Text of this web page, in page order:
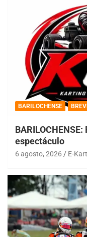
BARILOCHENSE
espectáculo
6 agosto, 2026 E-Kart